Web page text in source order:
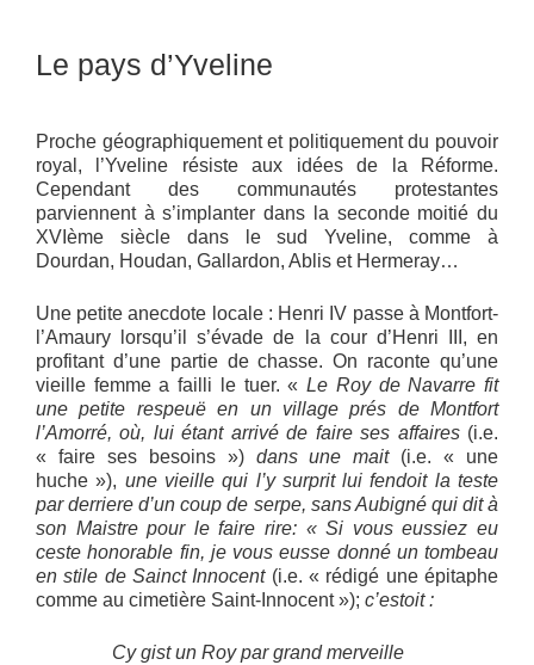
Le pays d’Yveline
Proche géographiquement et politiquement du pouvoir
royal, l’Yveline résiste aux idées de la Réforme.
Cependant des communautés protestantes
parviennent à s’implanter dans la seconde moitié du
XVIème siècle dans le sud Yveline, comme à
Dourdan, Houdan, Gallardon, Ablis et Hermeray…
Une petite anecdote locale : Henri IV passe à Montfort-
l’Amaury lorsqu’il s’évade de la cour d’Henri III, en
profitant d’une partie de chasse. On raconte qu’une
vieille femme a failli le tuer. «Le Roy de Navarre fit
une petite respeuë en un village prés de Montfort
l’Amorré, où, lui étant arrivé de faire ses affaires (i.e.
« faire ses besoins ») dans une mait (i.e. « une
huche »), une vieille qui l’y surprit lui fendoit la teste
par derriere d’un coup de serpe, sans Aubigné qui dit à
son Maistre pour le faire rire: « Si vous eussiez eu
ceste honorable fin, je vous eusse donné un tombeau
en stile de Sainct Innocent (i.e. « rédigé une épitaphe
comme au cimetière Saint-Innocent »); c’estoit :
Cy gist un Roy par grand merveille